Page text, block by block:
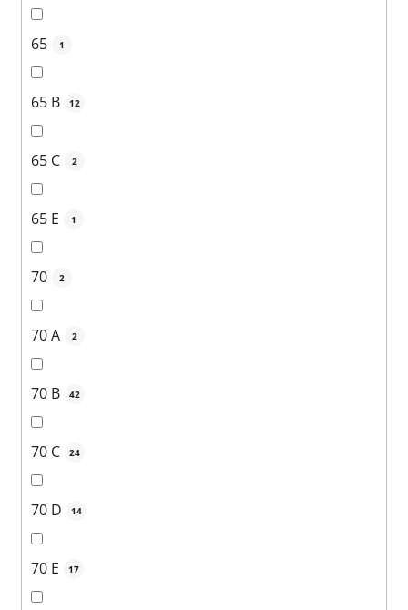
65 1
65 B 12
65 C 2
65 E 1
70 2
70 A 2
70 B 42
70 C 24
70 D 14
70 E 17